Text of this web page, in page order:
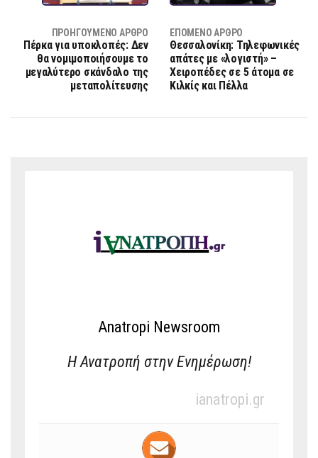
ΠΡΟΗΓΟΎΜΕΝΟ ΆΡΘΡΟ
Πέρκα για υποκλοπές: Δεν
θα νομιμοποιήσουμε το
μεγαλύτερο σκάνδαλο της
μεταπολίτευσης
ΕΠΌΜΕΝΟ ΆΡΘΡΟ
Θεσσαλονίκη: Τηλεφωνικές
απάτες με «λογιστή» –
Χειροπέδες σε 5 άτομα σε
Κιλκίς και Πέλλα
Anatropi Newsroom
Η Ανατροπή στην Ενημέρωση!
ianatropi.gr